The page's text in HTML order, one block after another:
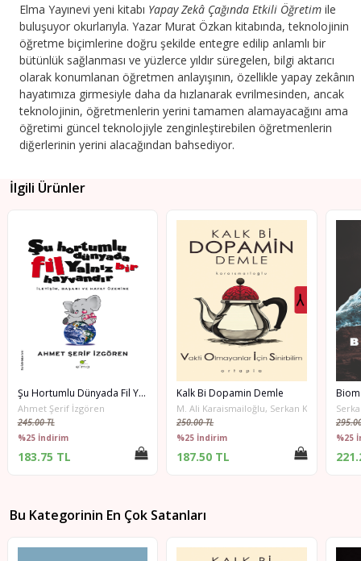
Elma Yayınevi yeni kitabı Yapay Zekâ Çağında Etkili Öğretim ile
buluşuyor okurlarıyla. Yazar Murat Özkan kitabında, teknolojinin
öğretme biçimlerine doğru şekilde entegre edilip anlamlı bir
bütünlük sağlanması ve yüzlerce yıldır süregelen, bilgi aktarıcı
olarak konumlanan öğretmen anlayışının, özellikle yapay zekânın
ha­yatımıza girmesiyle daha da hızlanarak evrilmesinden, ancak
tekno­lojinin, öğretmenlerin yerini tamamen alamayacağını ama
öğ­retimi güncel teknolojiyle zenginleştirebilen öğretmenlerin
diğerlerinin yerini alacağından bahsediyor.
İlgili Ürünler
Şu Hortumlu Dünyada Fil Yalnız Bir Hayvandır
Ahmet Şerif İzgören
245.00 TL
%25 İndirim
183.75 TL
Kalk Bi Dopamin Demle
M. Ali Karaismailoğlu, Serkan
250.00 TL
%25 İndirim
187.50 TL
%25
Bu Kategorinin En Çok Satanları